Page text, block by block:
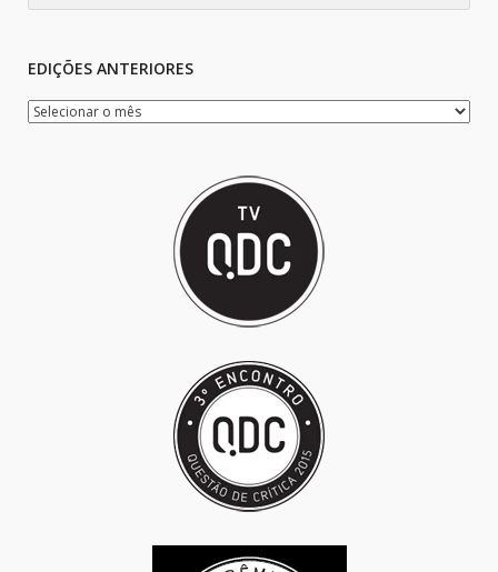
EDIÇÕES ANTERIORES